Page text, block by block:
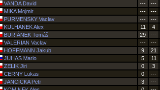
VANDA David
--- ---
MIKA Mojmir
--- ---
PURMENSKY Vaclav
--- ---
KULHANEK Alex
11 4
BURIÁNEK Tomáš
29 ---
VALERIAN Vaclav
--- ---
HOFFMANN Jakub
9 21
JUHAS Mario
5 11
ZELIK Jiri
0 3
CERNY Lukas
0 ---
JANCICKA Petr
3 ---